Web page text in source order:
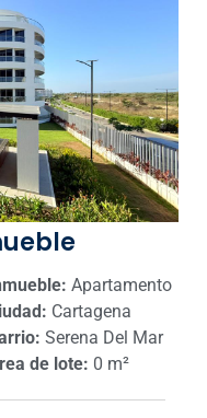
Apartamento
Cartagena
Serena Del Mar
de lote: 0 m²